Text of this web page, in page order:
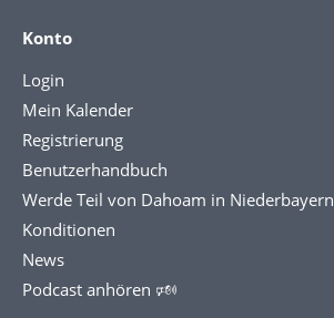
Konto
Login
Mein Kalender
Registrierung
Benutzerhandbuch
Werde Teil von Dahoam in Niederbayern
Konditionen
News
Podcast anhören 🕬